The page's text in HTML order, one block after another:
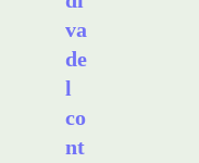
va
de
l
co
nt